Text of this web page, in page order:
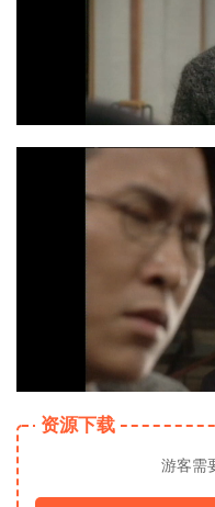
资源下载
游客需